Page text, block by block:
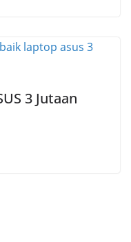
3 Jutaan